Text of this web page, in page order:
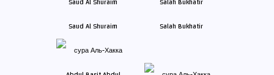
Saud Al Shuraim Salah Bukhatir